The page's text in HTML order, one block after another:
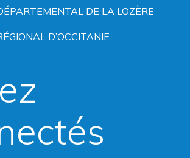
DE LA LOZÈRE
D’OCCITANIE